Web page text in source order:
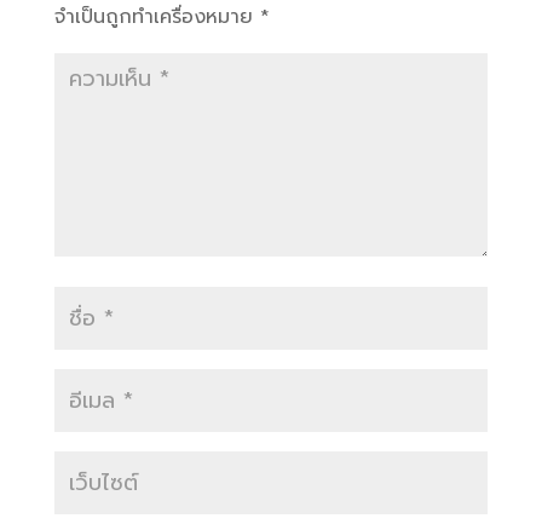
จำเป็นถูกทำเครื่องหมาย *